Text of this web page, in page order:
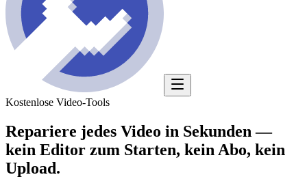
Kostenlose Video-Tools
Repariere jedes Video in Sekunden —
kein Editor zum Starten, kein Abo, kein
Upload.